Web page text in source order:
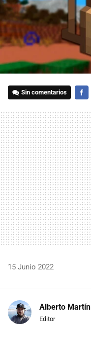
Sin comentarios
15 Junio 2022
Alberto Martín
Editor